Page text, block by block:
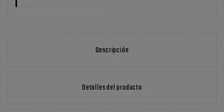
Descripción
Detalles del producto